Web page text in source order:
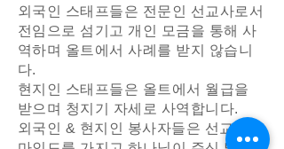
외국인 스태프들은 전문인 선교사로서
전임으로 섬기고 개인 모금을 통해 사
역하며 올트에서 사례를 받지 않습니
다.
현지인 스태프들은 올트에서 월급을
받으며 청지기 자세로 사역합니다.
외국인 & 현지인 봉사자들은 선교적